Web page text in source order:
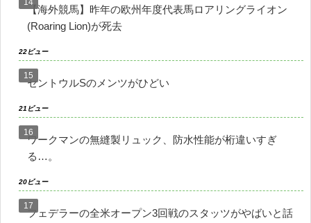
【海外競馬】昨年の欧州年度代表馬ロアリングライオン
(Roaring Lion)が死去
22ビュー
セントウルSのメンツがひどい
21ビュー
ワークマンの無縫製リュック、防水性能が桁違いすぎ
る…。
20ビュー
フェデラーの全米オープン3回戦のスタッツがやばいと話